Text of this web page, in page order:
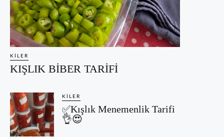
KILER
KIŞLIK BİBER TARİFİ
KILER
✅Kışlık Menemenlik Tarifi
👌😍